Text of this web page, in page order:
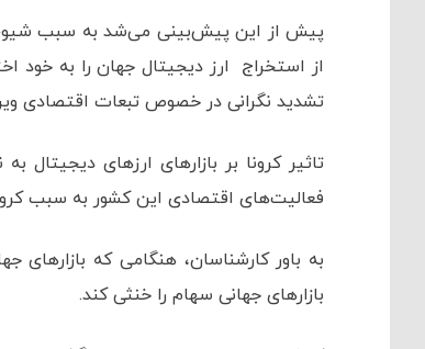
از استخراج ارز دیجیتال جهان را به خود
تشدید نگرانی در خصوص تبعات اقتصادی
تاثیر کرونا بر بازارهای ارزهای
فعالیت‌های اقتصادی این کشور به سبب
به باور کارشناسان، هنگامی که
بازارهای جهانی سهام را خنثی کند.